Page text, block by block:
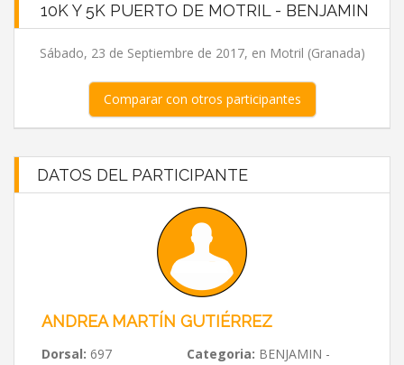
10K Y 5K PUERTO DE MOTRIL - BENJAMIN
Sábado, 23 de Septiembre de 2017, en Motril (Granada)
Comparar con otros participantes
DATOS DEL PARTICIPANTE
ANDREA MARTÍN GUTIÉRREZ
Dorsal: 697 Categoria: BENJAMIN -